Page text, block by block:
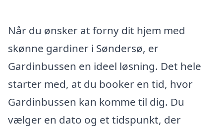
Når du ønsker at forny dit hjem med
skønne gardiner i Søndersø, er
Gardinbussen en ideel løsning. Det hele
starter med, at du booker en tid, hvor
Gardinbussen kan komme til dig. Du
vælger en dato og et tidspunkt, der